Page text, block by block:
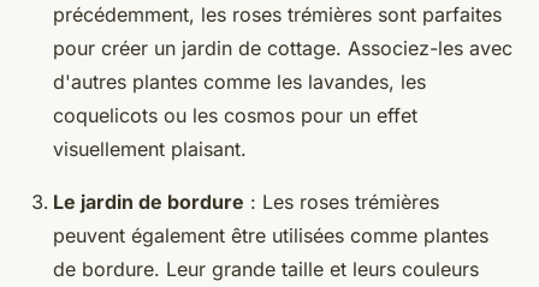
précédemment, les roses trémières sont parfaites
pour créer un jardin de cottage. Associez-les avec
d'autres plantes comme les lavandes, les
coquelicots ou les cosmos pour un effet
visuellement plaisant.
Le jardin de bordure : Les roses trémières
peuvent également être utilisées comme plantes
de bordure. Leur grande taille et leurs couleurs